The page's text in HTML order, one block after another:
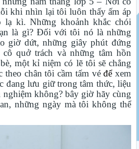
khi nhìn lại tôi luôn thấy ấm áp
kì. Những khoảnh khắc chói
là gì? Đối với tôi nó là những
giờ dứt, những giây phút đứng
quở trách và những tâm hồn
một kỉ niệm có lẽ tôi sẽ chẳng
theo chân tôi cầm tấm véđểxem
đang lưu giữ trong tâm thức, liệu
nghiệm không? bây giờ hãy cùng
những ngày mà tôi không thể